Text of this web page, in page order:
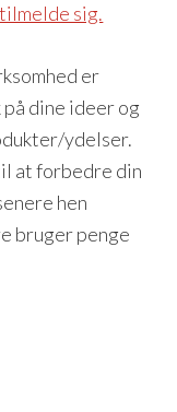
sig.
er
på dine ideer og
ydelser.
at forbedre din
hen
bruger penge